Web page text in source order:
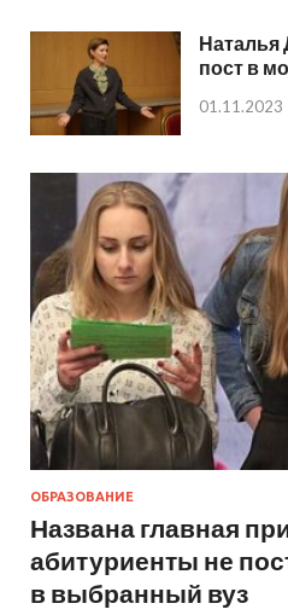
Наталья
пост в
01.11.2023
ОБРАЗОВАНИЕ
Названа главная
абитуриенты не
в выбранный вуз